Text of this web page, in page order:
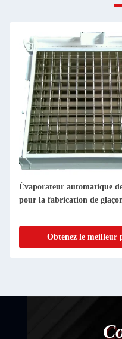
Évaporateur automatique
pour la fabrication de
Obtenez le meilleur